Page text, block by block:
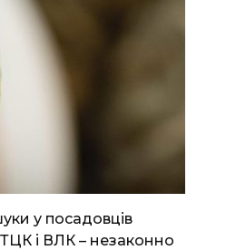
у посадовців
і ВЛК – незаконно